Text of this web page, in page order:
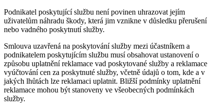
Podnikatel poskytující službu není povinen uhrazovat jejím
uživatelům náhradu škody, která jim vznikne v důsledku přerušení
nebo vadného poskytnutí služby.
Smlouva uzavřená na poskytování služby mezi účastníkem a
podnikatelem poskytujícím službu musí obsahovat ustanovení o
způsobu uplatnění reklamace vad poskytované služby a reklamace
vyúčtování cen za poskytnuté služby, včetně údajů o tom, kde a v
jakých lhůtách lze reklamaci uplatnit. Bližší podmínky uplatnění
reklamace mohou být stanoveny ve všeobecných podmínkách
služby.